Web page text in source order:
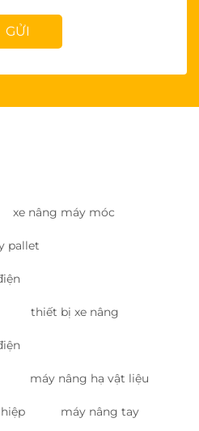
GỬI
xe nâng máy móc
pallet
thiết bị xe nâng
máy nâng hạ vật liệu
máy nâng tay